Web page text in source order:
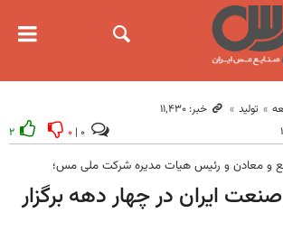
تولید
خبر: ۱۱٬۴۳۰
۰ ۲
و معادن و رئیس هیات مدیره شرکت ملی مس؛
ایران در چهار دهه برگزار